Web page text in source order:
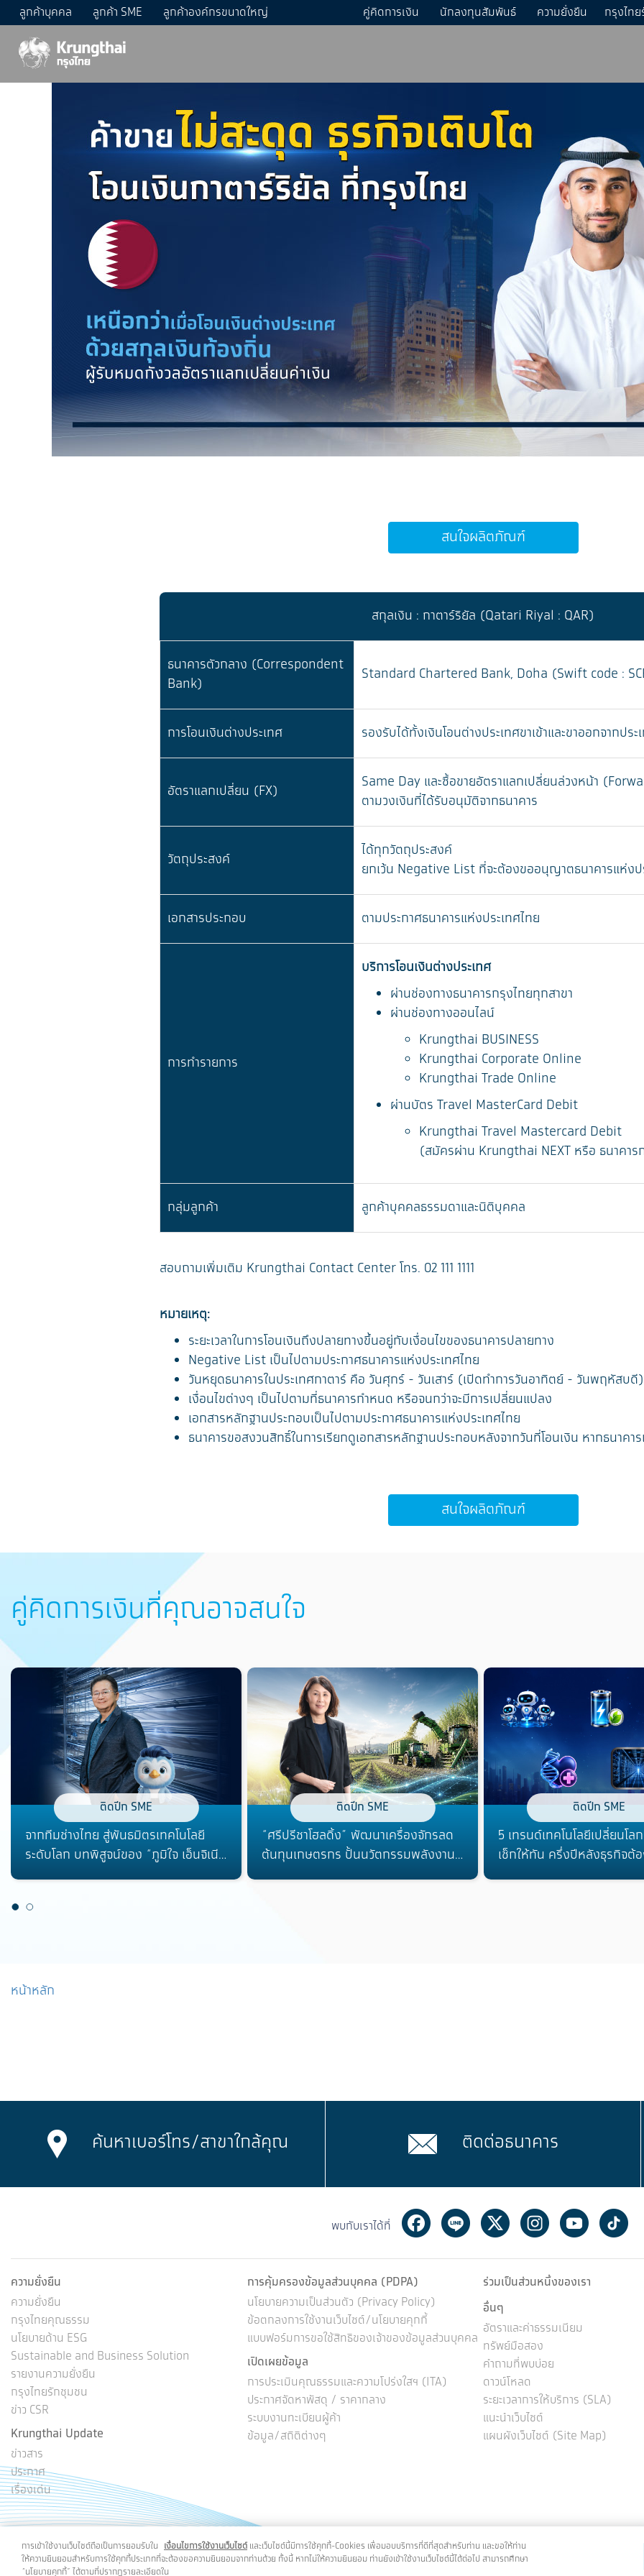
ลูกค้าบุคคล ลูกค้า SME ลูกค้าองค์กรขนาดใหญ่ คู่คิดการเงิน นักลงทุนสัมพันธ์ ความยั่งยืน กรุงไท
สนใจผลิตภัณฑ์
สกุลเงิน : กาตาร์ริยัล (Qatari Riyal : QAR)
ธนาคารตัวกลาง (Correspondent
Bank)
Standard Chartered Bank, Doha (Swift code :
การโอนเงินต่างประเทศ รองรับได้ทั้งเงินโอนต่างประเทศขาเข้าและขาออกจากประ
อัตราแลกเปลี่ยน (FX)
Same Day และซื้อขายอัตราแลกเปลี่ยนล่วงหน้า
ตามวงเงินที่ได้รับอนุมัติจากธนาคาร
วัตถุประสงค์
ได้ทุกวัตถุประสงค์
ยกเว้น Negative List ที่จะต้องขออนุญาตธนาคารแห่งป
เอกสารประกอบ ตามประกาศธนาคารแห่งประเทศไทย
การทำรายการ
บริการโอนเงินต่างประเทศ
ผ่านช่องทางธนาคารกรุงไทยทุกสาขา
ผ่านช่องทางออนไลน์
Krungthai BUSINESS
Krungthai Corporate Online
Krungthai Trade Online
ผ่านบัตร Travel MasterCard Debit
Krungthai Travel Mastercard Debit
(สมัครผ่าน Krungthai NEXT หรือ ธนาคาร
กลุ่มลูกค้า ลูกค้าบุคคลธรรมดาและนิติบุคคล
สอบถามเพิ่มเติม Krungthai Contact Center โทร. 02 111 1111
หมายเหตุ:
ระยะเวลาในการโอนเงินถึงปลายทางขึ้นอยู่กับเงื่อนไขของธนาคารปลายทาง
Negative List เป็นไปตามประกาศธนาคารแห่งประเทศไทย
วันหยุดธนาคารในประเทศกาตาร์ คือ วันศุกร์ - วันเสาร์ (เปิดทำการวันอาทิตย์ - วันพฤหัสบดี)
เงื่อนไขต่างๆ เป็นไปตามที่ธนาคารกำหนด หรือจนกว่าจะมีการเปลี่ยนแปลง
เอกสารหลักฐานประกอบเป็นไปตามประกาศธนาคารแห่งประเทศไทย
ธนาคารขอสงวนสิทธิ์ในการเรียกดูเอกสารหลักฐานประกอบหลังจากวันที่โอนเงิน หากธนาคา
สนใจผลิตภัณฑ์
คู่คิดการเงินที่คุณอาจสนใจ
ติดปีก SME
จากทีมช่างไทย สู่พันธมิตรเทคโนโลยี
ระดับโลก บทพิสูจน์ของ “ภูมิใจ เอ็นจิเนีย
ติดปีก SME
“ศรีปรีชาโฮลดิ้ง” พัฒนาเครื่องจักรลด
ต้นทุนเกษตรกร ปั้นนวัตกรรมพลังงาน
ติดปีก SME
5 เทรนด์เทคโนโลยีเปลี่ยนโล
เช็กให้ทัน ครึ่งปีหลังธุรกิจต้
หน้าหลัก
ค้นหาเบอร์โทร/สาขาใกล้คุณ ติดต่อธนาคาร
พบกับเราได้ที่ Facebook
Line TwitterInstagram
Youtube
ความยั่งยืน
ความยั่งยืน
กรุงไทยคุณธรรม
นโยบายด้าน ESG
Sustainable and Business Solution
รายงานความยั่งยืน
กรุงไทยรักชุมชน
ข่าว CSR
Krungthai Update
ข่าวสาร
ประกาศ
เรื่องเด่น
การคุ้มครองข้อมูลส่วนบุคคล (PDPA)
นโยบายความเป็นส่วนตัว (Privacy Policy)
ข้อตกลงการใช้งานเว็บไซต์/นโยบายคุกกี้
แบบฟอร์มการขอใช้สิทธิของเจ้าของข้อมูลส่วนบุคคล
เปิดเผยข้อมูล
การประเมินคุณธรรมและความโปร่งใสฯ (ITA)
ประกาศจัดหาพัสดุ / ราคากลาง
ระบบงานทะเบียนผู้ค้า
ข้อมูล/สถิติต่างๆ
ร่วมเป็นส่วนหนึ่งของเรา
อื่นๆ
อัตราและค่าธรรมเนียม
ทรัพย์มือสอง
คำถามที่พบบ่อย
ดาวน์โหลด
ระยะเวลาการให้บริการ (SLA)
แนะนำเว็บไซต์
แผนผังเว็บไซต์ (Site Map)
เว็บไซต์นี้แสดงผลได้ดีบนเบราว์เซอร์ Chrome Firefox และ Safari
สงวนสิทธิ์ พ.ศ. 2563 บมจ. ธนาคารกรุงไทย | SWIFT CODE : krththbk
การเข้าใช้งานเว็บไซต์ถือเป็นการยอมรับใน เงื่อนไขการใช้งานเว็บไซต์ และเว็บไซต์นี้มีการใช้คุกกี้-Cookies เพื่อมอบบริการที่ดีที่สุดสำหรับท่าน และขอให้ท่าน
ให้ความยินยอมสำหรับการใช้คุกกี้ประเภทที่จะต้องขอความยินยอมจากท่านด้วย ทั้งนี้ หากไม่ให้ความยินยอม ท่านยังเข้าใช้งานเว็บไซต์นี้ได้ต่อไป สามารถศึกษา
“นโยบายคุกกี้” ได้ตามที่ปรากฎรายละเอียดใน